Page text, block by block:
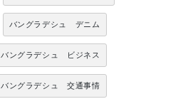
バングラデシュ デニム
バングラデシュ ビジネス
バングラデシュ 交通事情